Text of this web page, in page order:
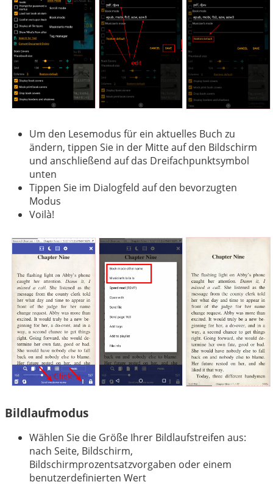
Um den Lesemodus für ein aktuelles Buch zu
ändern, tippen Sie in der Mitte auf den Bildschirm
und anschließend auf das Dreifachpunktsymbol
unten
Tippen Sie im Dialogfeld auf den bevorzugten
Modus
Voilà!
Bildlaufmodus
Wählen Sie die Größe Ihrer Bildlaufstreifen aus:
nach Seite, Bildschirm,
Bildschirmprozentsatzvorgaben oder einem
benutzerdefinierten Wert